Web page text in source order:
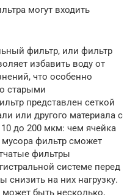
могут входить
фильтр, или фильтр
избавить воду от
что особенно
старыми
представлен сеткой
или другого материала с
до 200 мкм: чем ячейка
фильтр сможет
фильтры
системе перед
снизить на них нагрузку.
может быть несколько,